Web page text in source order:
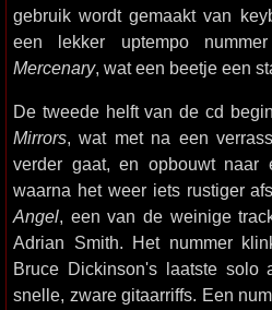
gebruik wordt gemaakt van
een lekker uptempo
Mercenary, wat een beetje een
De tweede helft van de cd
Mirrors, wat met na een
verder gaat, en opbouwt naar
waarna het weer iets rustiger
Angel, een van de weinige
Adrian Smith. Het nummer
Bruce Dickinson's laatste solo
snelle, zware gitaarriffs. Een